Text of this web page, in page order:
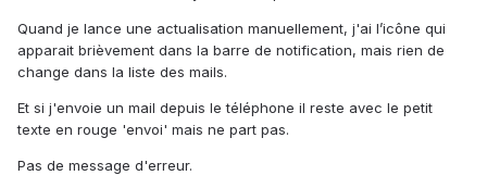
Quand je lance une actualisation manuellement, j'ai l’icône qui
apparait brièvement dans la barre de notification, mais rien de
change dans la liste des mails.
Et si j'envoie un mail depuis le téléphone il reste avec le petit
texte en rouge 'envoi' mais ne part pas.
Pas de message d'erreur.